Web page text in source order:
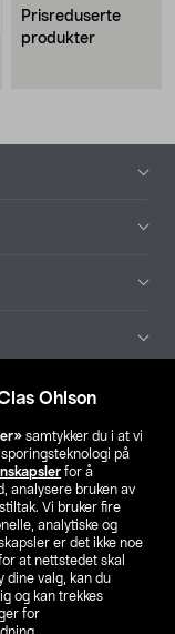
Ohlson
samtykker du i at vi
på
for å
analysere bruken av
Vi bruker fire
analytiske og
er det ikke noe
at nettstedet skal
dine valg, kan du
og kan trekkes
for
Prisreduserte
produkter